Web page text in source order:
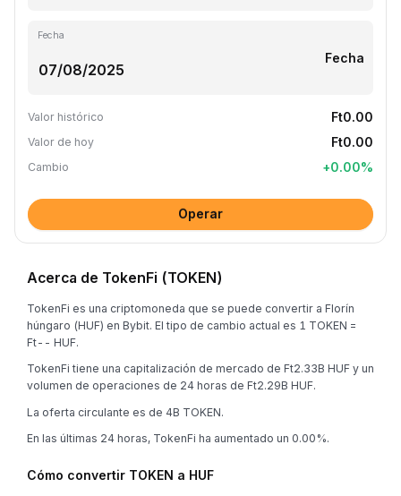
Fecha
Fecha
Valor histórico Ft0.00
Valor de hoy Ft0.00
Cambio +0.00%
Operar
Acerca de TokenFi (TOKEN)
TokenFi es una criptomoneda que se puede convertir a Florín
húngaro (HUF) en Bybit. El tipo de cambio actual es 1 TOKEN =
Ft-- HUF.
TokenFi tiene una capitalización de mercado de Ft2.33B HUF y un
volumen de operaciones de 24 horas de Ft2.29B HUF.
La oferta circulante es de 4B TOKEN.
En las últimas 24 horas, TokenFi ha aumentado un 0.00%.
Cómo convertir TOKEN a HUF